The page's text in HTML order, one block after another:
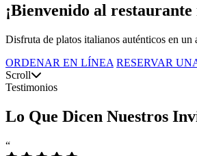
¡Bienvenido al
Disfruta de platos italianos auténticos en un
ORDENAR EN LÍNEA RESERVAR
Scroll
Testimonios
Lo Que Dicen Nuestros
“